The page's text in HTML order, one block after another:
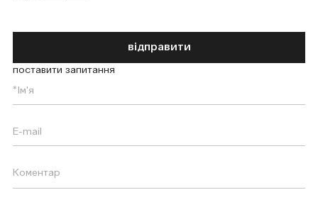
відправити
поставити запитання